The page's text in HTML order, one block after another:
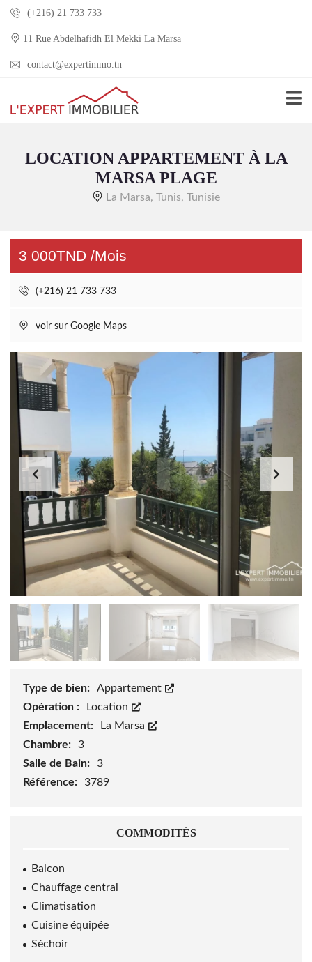
(+216) 21 733 733
11 Rue Abdelhafidh El Mekki La Marsa
contact@expertimmo.tn
LOCATION APPARTEMENT À LA
MARSA PLAGE
La Marsa, Tunis, Tunisie
3 000TND /Mois
(+216) 21 733 733
voir sur Google Maps
Type de bien:
Appartement
Opération :
Location
Emplacement:
La Marsa
Chambre:
3
Salle de Bain:
3
Référence:
3789
COMMODITÉS
Balcon
Chauffage central
Climatisation
Cuisine équipée
Séchoir